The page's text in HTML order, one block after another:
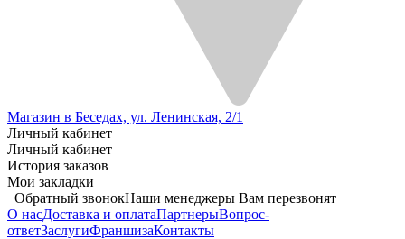
Магазин в Беседах, ул. Ленинская, 2/1
Личный кабинет
Личный кабинет
История заказов
Мои закладки
Обратный звонокНаши менеджеры Вам перезвонят
О насДоставка и оплатаПартнерыВопрос-
ответЗаслугиФраншизаКонтакты